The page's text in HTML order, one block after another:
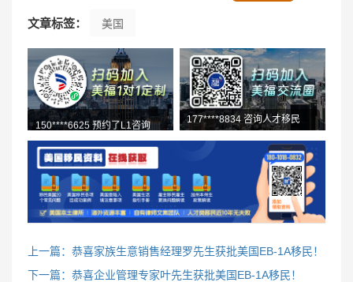
文章标签： 美国
150****6625 预约了L1咨询
177****8834 咨询人才移民
158****9903 O1咨询中
上一篇：恭喜家族生意销售经理罗先生获批美国EB-1A移民！
下一篇：恭喜企业管理专家叶先生获批美国EB-1A移民！